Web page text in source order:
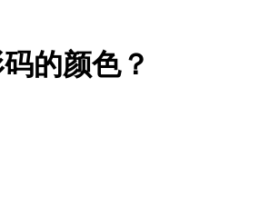
颜色？